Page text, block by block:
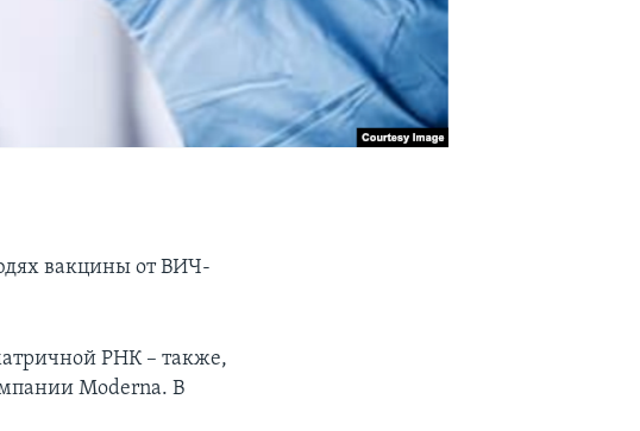
вакцины от ВИЧ-
РНК – также,
Moderna. В